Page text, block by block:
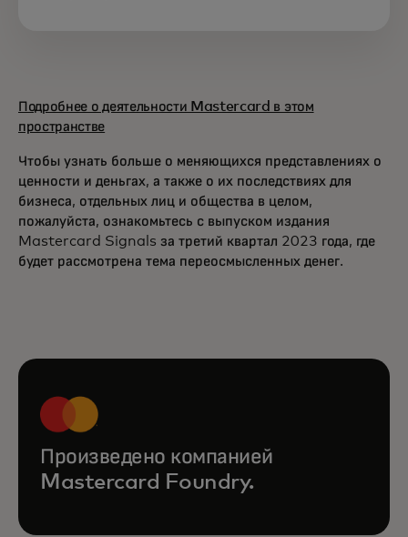
Подробнее о деятельности Mastercard в этом
пространстве
Чтобы узнать больше о меняющихся представлениях о
ценности и деньгах, а также о их последствиях для
бизнеса, отдельных лиц и общества в целом,
пожалуйста, ознакомьтесь с выпуском издания
Mastercard Signals за третий квартал 2023 года, где
будет рассмотрена тема переосмысленных денег.
Произведено компанией
Mastercard Foundry.